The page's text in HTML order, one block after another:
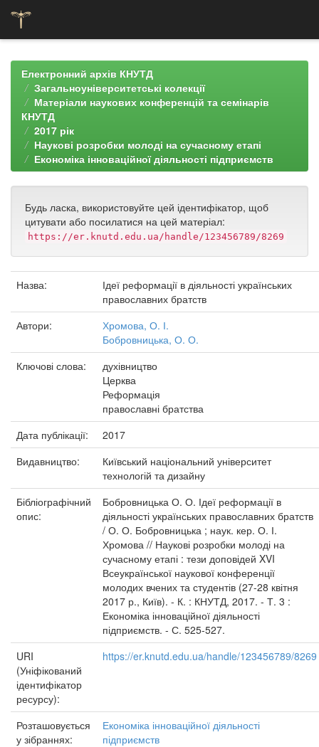
navigationЕлектронний архів КНУТД
Загальноуніверситетські колекції
Матеріали наукових конференцій та семінарів
КНУТД
2017 рік
Наукові розробки молоді на сучасному етапі
Економіка інноваційної діяльності підприємств
Будь ласка, використовуйте цей ідентифікатор, щоб
цитувати або посилатися на цей матеріал:
https://er.knutd.edu.ua/handle/123456789/8269
Назва:
Ідеї реформації в діяльності українських
православних братств
Автори:
Хромова, О. І.
Бобровницька, О. О.
Ключові слова:
духівництво
Церква
Реформація
православні братства
Дата публікації:
2017
Видавництво:
Київський національний університет
технологій та дизайну
Бібліографічний
опис:
Бобровницька О. О. Ідеї реформації в
діяльності українських православних братств
/ О. О. Бобровницька ; наук. кер. О. І.
Хромова // Наукові розробки молоді на
сучасному етапі : тези доповідей XVI
Всеукраїнської наукової конференції
молодих вчених та студентів (27-28 квітня
2017 р., Київ). - К. : КНУТД, 2017. - Т. 3 :
Економіка інноваційної діяльності
підприємств. - С. 525-527.
URI
(Уніфікований
ідентифікатор
ресурсу):
https://er.knutd.edu.ua/handle/123456789/8269
Розташовується
у зібраннях:
Економіка інноваційної діяльності
підприємств